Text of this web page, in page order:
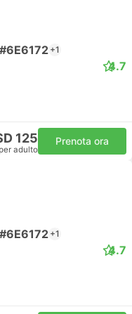
+1
4.7
125
per adulto
Prenota ora
+1
4.7